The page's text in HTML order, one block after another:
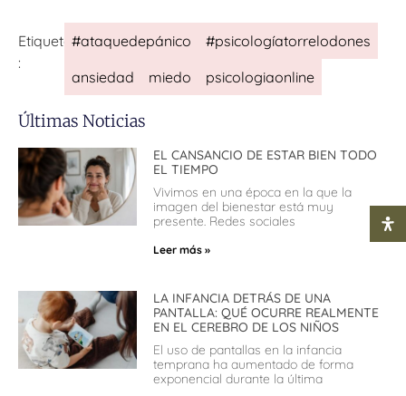
Etiquetas
:
#ataquedepánico
#psicologíatorrelodones
ansiedad
miedo psicologiaonline
Últimas Noticias
EL CANSANCIO DE ESTAR BIEN TODO
EL TIEMPO
Vivimos en una época en la que la
imagen del bienestar está muy
presente. Redes sociales
Leer más »
LA INFANCIA DETRÁS DE UNA
PANTALLA: QUÉ OCURRE REALMENTE
EN EL CEREBRO DE LOS NIÑOS
El uso de pantallas en la infancia
temprana ha aumentado de forma
exponencial durante la última